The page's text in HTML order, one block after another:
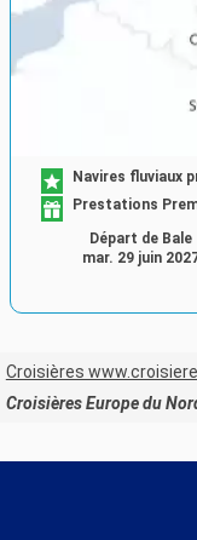
Navires fluviaux
Prestations
Départ de Bale
mar. 29 juin
Croisières
Croisières Europe du